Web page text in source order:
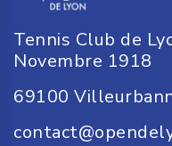
Tennis Club de
Novembre 1918
69100